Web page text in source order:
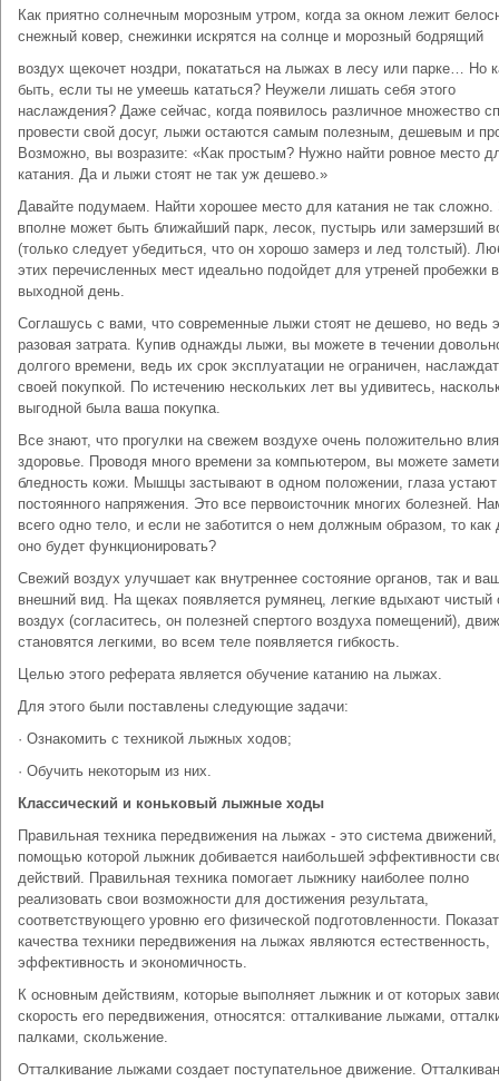
Как приятно солнечным морозным утром, когда за окном лежит
снежный ковер, снежинки искрятся на солнце и морозный бодрящий
воздух щекочет ноздри, покататься на лыжах в лесу или парке… Но
быть, если ты не умеешь кататься? Неужели лишать себя этого
наслаждения? Даже сейчас, когда появилось различное множество
провести свой досуг, лыжи остаются самым полезным, дешевым и
Возможно, вы возразите: «Как простым? Нужно найти ровное место
катания. Да и лыжи стоят не так уж дешево.»
Давайте подумаем. Найти хорошее место для катания не так сложно.
вполне может быть ближайший парк, лесок, пустырь или замерзший
(только следует убедиться, что он хорошо замерз и лед толстый).
этих перечисленных мест идеально подойдет для утреней пробежки в
выходной день.
Соглашусь с вами, что современные лыжи стоят не дешево, но ведь
разовая затрата. Купив однажды лыжи, вы можете в течении
долгого времени, ведь их срок эксплуатации не ограничен,
своей покупкой. По истечению нескольких лет вы удивитесь,
выгодной была ваша покупка.
Все знают, что прогулки на свежем воздухе очень положительно
здоровье. Проводя много времени за компьютером, вы можете
бледность кожи. Мышцы застывают в одном положении, глаза устают
постоянного напряжения. Это все первоисточник многих болезней.
всего одно тело, и если не заботится о нем должным образом, то как
оно будет функционировать?
Свежий воздух улучшает как внутреннее состояние органов, так и
внешний вид. На щеках появляется румянец, легкие вдыхают чистый
воздух (согласитесь, он полезней спертого воздуха помещений),
становятся легкими, во всем теле появляется гибкость.
Целью этого реферата является обучение катанию на лыжах.
Для этого были поставлены следующие задачи:
· Ознакомить с техникой лыжных ходов;
· Обучить некоторым из них.
Классический и коньковый лыжные ходы
Правильная техника передвижения на лыжах - это система
помощью которой лыжник добивается наибольшей эффективности
действий. Правильная техника помогает лыжнику наиболее полно
реализовать свои возможности для достижения результата,
соответствующего уровню его физической подготовленности.
качества техники передвижения на лыжах являются естественность,
эффективность и экономичность.
К основным действиям, которые выполняет лыжник и от которых
скорость его передвижения, относятся: отталкивание лыжами,
палками, скольжение.
Отталкивание лыжами создает поступательное движение.